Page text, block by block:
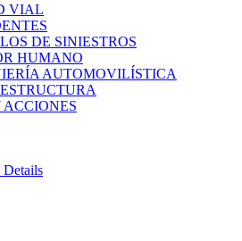
VIAL
DE SINIESTROS
HUMANO
AUTOMOVILÍSTICA
Details